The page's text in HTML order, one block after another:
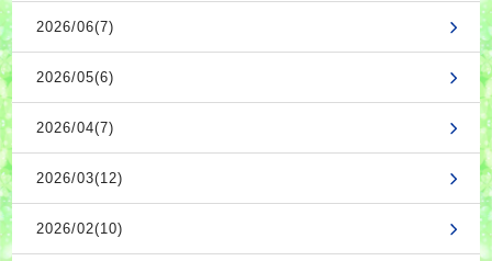
2026/06(7)
2026/05(6)
2026/04(7)
2026/03(12)
2026/02(10)